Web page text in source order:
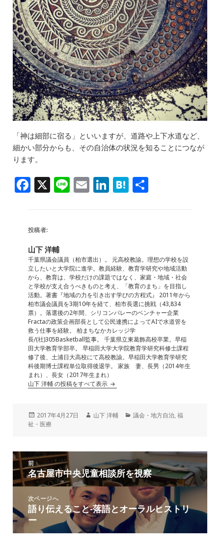
「神は細部に宿る」といいますが、道路や上下水道など、
細かい部分からも、その自治体の状況を知ることにつなが
ります。
F
e
b
o
o
k
X Li E Li
n
H
投稿者:
山下 洋輔
千葉県議会議員（柏市選出）。 元高校教諭。理想の学校を設
立したいと大学院に進学。教員経験、教育学研究や地域活動
から、教育は、学校だけの課題ではなく、家庭・地域・社会
と学校が支え合うべきものと考え、「教育のまち」を目指し
活動。著書『地域の力を引き出す学びの方程式』 2011年から
柏市議会議員を3期10年を経て、柏市長選に挑戦（43,834
票）。落選後の2年間、シリコンバレーのベンチャー企業
Fractaの政策企画部長として公民連携によってAIで水道管を
救う仕事を経験。 柏まちなかカレッジ学
長/(社)305Basketball監事。 千葉県立東葛飾高校卒業。早稲
田大学教育学部卒。 早稲田大学大学院教育学研究科修士課程
修了後、土浦日大高校にて高校教諭。早稲田大学教育学研究
科後期博士課程単位取得後退学。 家族 妻、長男（2014年生
まれ）、長女（2017年生まれ）
山下 洋輔 の投稿をすべて表示
投
稿
2017年4月27日
作
山下 洋輔
カ
ー
議会・地方自治,福
祉・医療
投
稿
ナ
ー
前
前
の
投
稿:
名古屋市中央児童相談所を視察
次ページへ
次
の
投
語り伝えること‐落語とオーラルヒストリ
ー